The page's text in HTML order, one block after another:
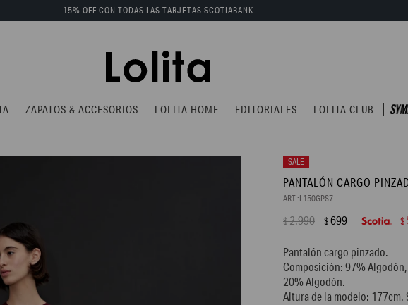
ZAPATOS & ACCESORIOS LOLITA HOME EDITORIALES LOLITA CLUB
15% OFF CON TODAS LAS TARJETAS SCOTIABANK
PANTALÓN CARGO
L150GPS7
$2.990 $699 $
Pantalón cargo pinzado.
Composición: 97%
20% Algodón.
Altura de la modelo: 177cm.